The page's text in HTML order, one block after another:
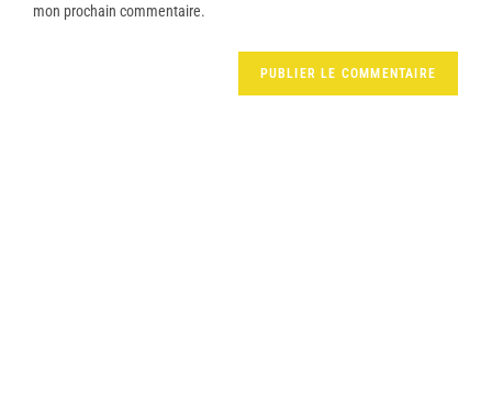
mon prochain commentaire.